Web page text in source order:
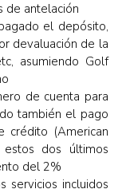
de antelación
el depósito,
devaluación de la
asumiendo Golf
de cuenta para
también el pago
crédito (American
estos dos últimos
del 2%
servicios incluidos